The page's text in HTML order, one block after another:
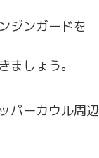
ジンガードを
しょう。
パーカウル周辺